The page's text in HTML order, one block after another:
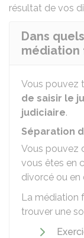
résultat de vos
Dans
médiation
Vous pouvez
de saisir le
judiciaire.
Séparation
Vous pouvez
vous êtes en
divorcé ou en
La médiation
trouver une